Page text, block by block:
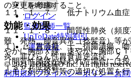
１１．１．７． 低ナトリウム血症
１１．１．８． 間質性肺炎（頻度
難、発熱、肺音異常（捻髪音）等
やかに胸部Ｘ線、速やかに胸部Ｃ
（間質性肺炎が疑われた場合には
ルモン剤の投与等の適切な処置を行
の変更を考慮すること。
効能・効果
１）． 胃潰瘍、十二指腸潰瘍、吻
炎、非びらん性胃食道逆流症、Ｚ
ｉｓｏｎ症候群。
新規登録
ログイン
監修医師一覧
UpToDate特別割引
運営会社
© 2021 HOKUTO Inc. All rights
利用規約プライバシーポリシーお